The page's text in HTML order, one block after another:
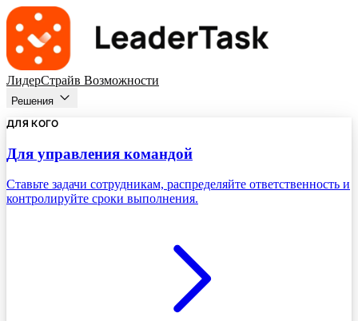
ЛидерСтрайв Возможности
Решения
ДЛЯ КОГО
Для управления командой
Ставьте задачи сотрудникам, распределяйте ответственность и
контролируйте сроки выполнения.